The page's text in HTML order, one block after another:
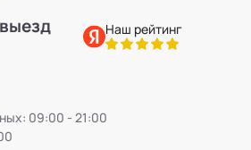
Наш рейтинг
09:00 - 21:00